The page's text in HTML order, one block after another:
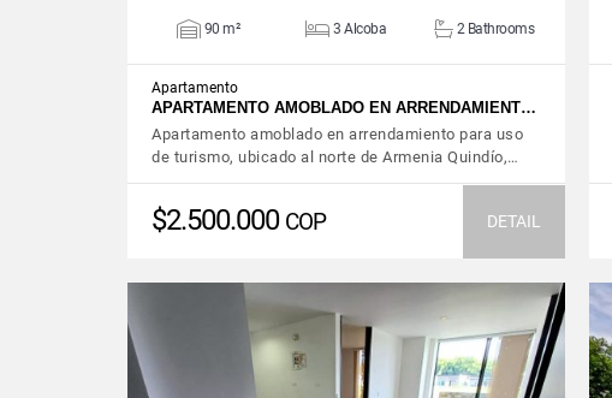
90 m² 3 Alcoba 2 Bathrooms
Apartamento
APARTAMENTO AMOBLADO EN ARRENDAMIENT…
Apartamento amoblado en arrendamiento para uso
de turismo, ubicado al norte de Armenia Quindío,…
$2.500.000 COP DETAIL